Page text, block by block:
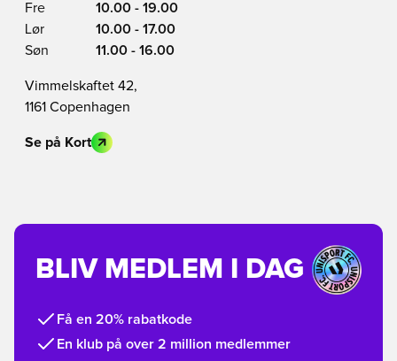
Fre
10.00 - 19.00
Lør
10.00 - 17.00
Søn
11.00 - 16.00
Vimmelskaftet 42,
1161 Copenhagen
Se på Kort
BLIV MEDLEM I DAG
Få en 20% rabatkode
En klub på over 2 million medlemmer